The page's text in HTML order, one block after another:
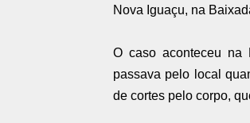
Nova Iguaçu, na
O caso aconteceu na
passava pelo local
de cortes pelo corpo,